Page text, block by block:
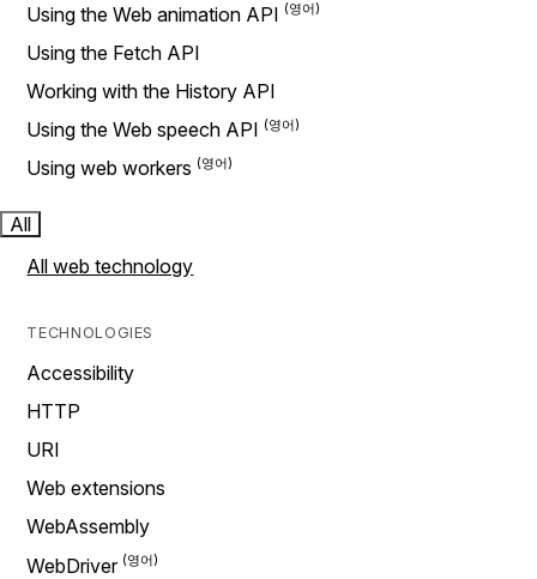
Using the Web animation API
Using the Fetch API
Working with the History API
Using the Web speech API
Using web workers
All
All web technology
TECHNOLOGIES
Accessibility
HTTP
URI
Web extensions
WebAssembly
WebDriver